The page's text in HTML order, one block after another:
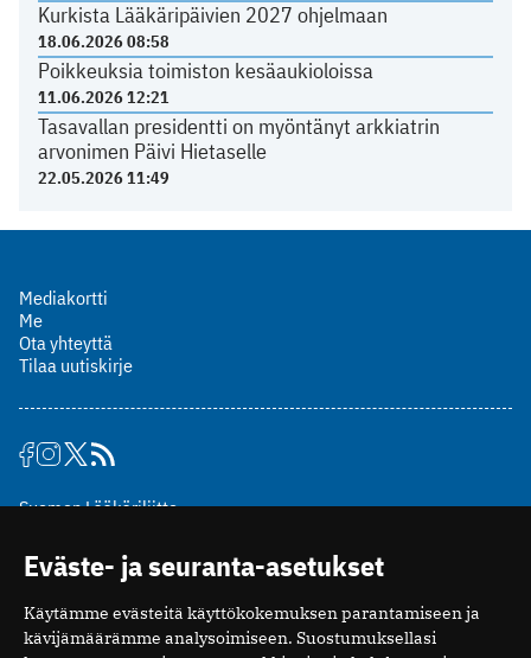
Kurkista Lääkäripäivien 2027 ohjelmaan
18.06.2026 08:58
Poikkeuksia toimiston kesäaukioloissa
11.06.2026 12:21
Tasavallan presidentti on myöntänyt arkkiatrin
arvonimen Päivi Hietaselle
22.05.2026 11:49
Mediakortti
Me
Ota yhteyttä
Tilaa uutiskirje
Suomen Lääkäriliitto
00510 Helsinki
puh. (09) 393 091
toimitus@potilaanlaakarilehti.fi
Eväste- ja seuranta-asetukset
Käytämme evästeitä käyttökokemuksen parantamiseen ja
kävijämäärämme analysoimiseen. Suostumuksellasi